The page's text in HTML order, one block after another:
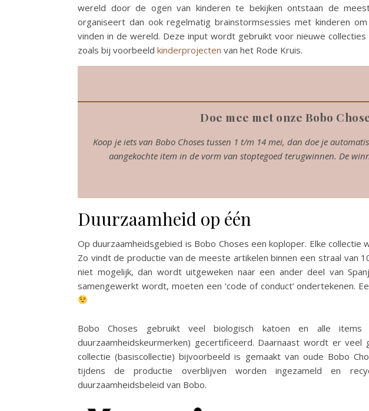
wereld door de ogen van kinderen te bekijken ontstaan de
organiseert dan ook regelmatig brainstormsessies met kinderen
vinden in de wereld. Deze input wordt gebruikt voor nieuwe
zoals bij voorbeeld kinderprojecten van het Rode Kruis.
Doe mee met onze Bobo
Koop je iets van Bobo Choses tussen 1 t/m 14 mei, dan doe je
aangekochte item in de vorm van stoptegoed terugwinnen. De
Duurzaamheid op één
Op duurzaamheidsgebied is Bobo Choses een koploper. Elke
Zo vindt de productie van de meeste artikelen binnen een straal van
niet mogelijk, dan wordt uitgeweken naar een ander deel van
samengewerkt wordt, moeten een ‘code of conduct’ ondertekenen.
Bobo Choses gebruikt veel biologisch katoen en alle
duurzaamheidskeurmerken) gecertificeerd. Daarnaast wordt er veel
collectie (basiscollectie) bijvoorbeeld is gemaakt van oude Bobo
tijdens de productie overblijven worden ingezameld en
duurzaamheidsbeleid van Bobo.